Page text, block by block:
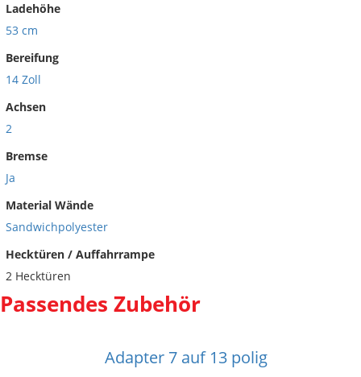
Ladehöhe
53 cm
Bereifung
14 Zoll
Achsen
2
Bremse
Ja
Material Wände
Sandwichpolyester
Hecktüren / Auffahrrampe
2 Hecktüren
Passendes Zubehör
Adapter 7 auf 13 polig